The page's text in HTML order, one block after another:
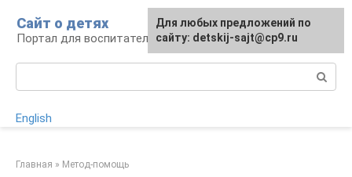
контенту
Сайт о детях
Портал для воспитателей и родителей
English
Главная » Метод-помощь
Для любых предложений по
сайту: detskij-sajt@cp9.ru